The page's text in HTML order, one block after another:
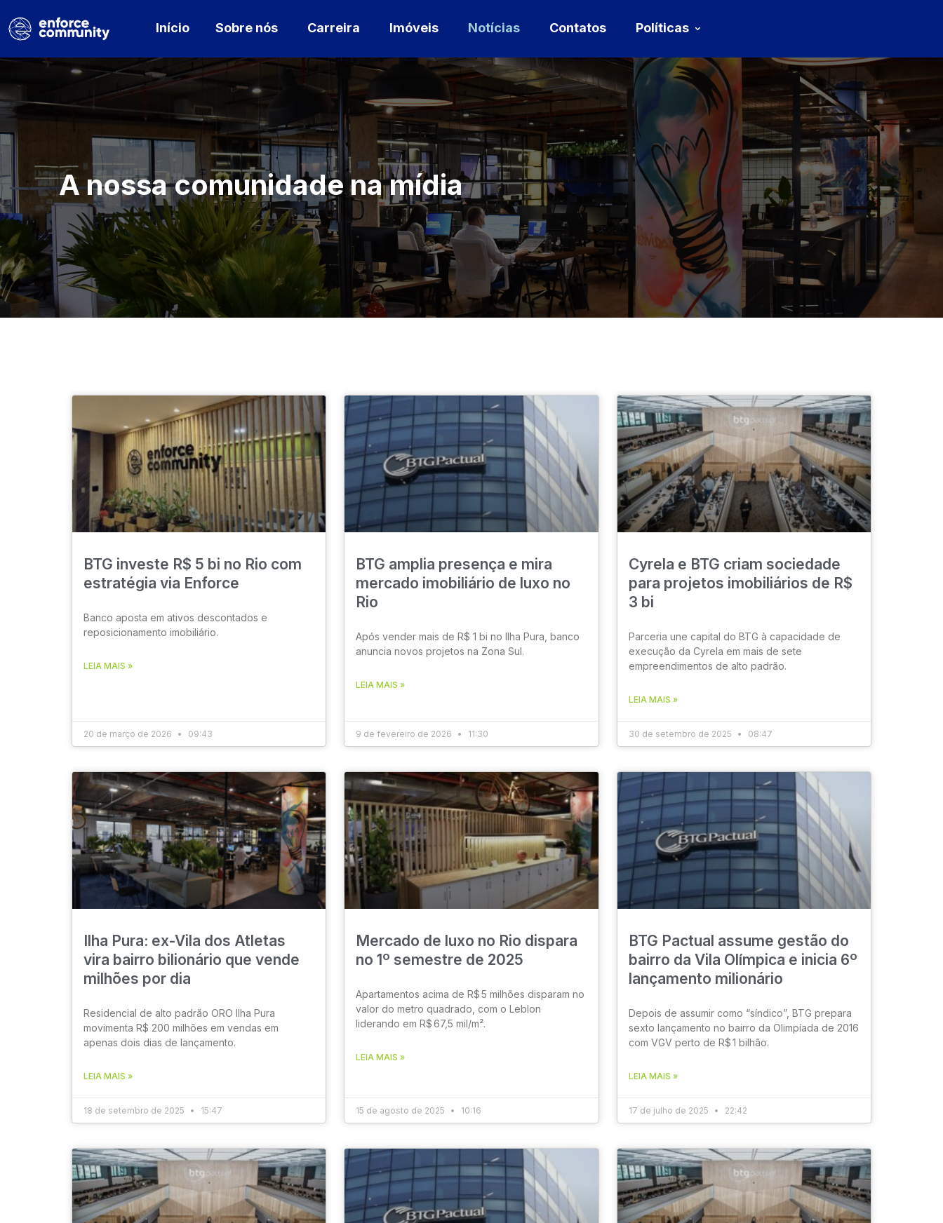
Início Sobre nós Carreira Imóveis Notícias Contatos Políticas
A nossa comunidade na mídia
BTG investe R$ 5 bi no Rio com
estratégia via Enforce
Banco aposta em ativos descontados e
reposicionamento imobiliário.
LEIA MAIS »
20 de março de 2026 09:43
BTG amplia presença e mira
mercado imobiliário de luxo no
Rio
Após vender mais de R$ 1 bi no Ilha Pura, banco
anuncia novos projetos na Zona Sul.
LEIA MAIS »
9 de fevereiro de 2026 11:30
Cyrela e BTG criam sociedade
para projetos imobiliários de R$
3 bi
Parceria une capital do BTG à capacidade de
execução da Cyrela em mais de sete
empreendimentos de alto padrão.
LEIA MAIS »
30 de setembro de 2025 08:47
Ilha Pura: ex-Vila dos Atletas
vira bairro bilionário que vende
milhões por dia
Residencial de alto padrão ORO Ilha Pura
movimenta R$ 200 milhões em vendas em
apenas dois dias de lançamento.
LEIA MAIS »
18 de setembro de 2025 15:47
Mercado de luxo no Rio dispara
no 1º semestre de 2025
Apartamentos acima de R$ 5 milhões disparam no
valor do metro quadrado, com o Leblon
liderando em R$ 67,5 mil/m².
LEIA MAIS »
15 de agosto de 2025 10:16
BTG Pactual assume gestão do
bairro da Vila Olímpica e inicia 6º
lançamento milionário
Depois de assumir como “síndico”, BTG prepara
sexto lançamento no bairro da Olimpíada de 2016
com VGV perto de R$ 1 bilhão.
LEIA MAIS »
17 de julho de 2025 22:42